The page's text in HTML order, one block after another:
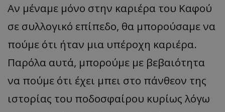
Αν μέναμε μόνο στην καριέρα του Καφού
σε συλλογικό επίπεδο, θα μπορούσαμε να
πούμε ότι ήταν μια υπέροχη καριέρα.
Παρόλα αυτά, μπορούμε με βεβαιότητα
να πούμε ότι έχει μπει στο πάνθεον της
ιστορίας του ποδοσφαίρου κυρίως λόγω